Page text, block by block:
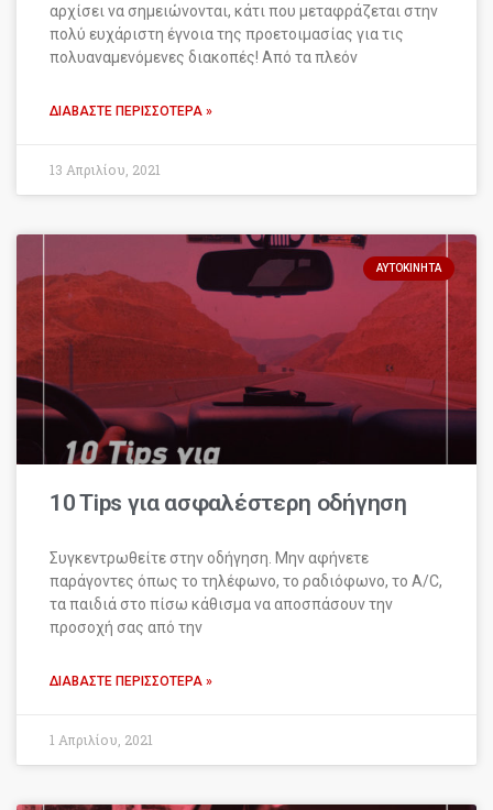
αρχίσει να σημειώνονται, κάτι που μεταφράζεται στην
πολύ ευχάριστη έγνοια της προετοιμασίας για τις
πολυαναμενόμενες διακοπές! Από τα πλεόν
ΔΙΑΒΆΣΤΕ ΠΕΡΙΣΣΌΤΕΡΑ »
13 Απριλίου, 2021
ΑΥΤΟΚΊΝΗΤΑ
10 Tips για ασφαλέστερη οδήγηση
Συγκεντρωθείτε στην οδήγηση. Μην αφήνετε
παράγοντες όπως το τηλέφωνο, το ραδιόφωνο, το A/C,
τα παιδιά στο πίσω κάθισμα να αποσπάσουν την
προσοχή σας από την
ΔΙΑΒΆΣΤΕ ΠΕΡΙΣΣΌΤΕΡΑ »
1 Απριλίου, 2021